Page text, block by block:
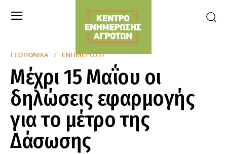
ΓΕΩΠΟΝΙΚΆ ΕΝΗΜΈΡΩΣΗ
Μέχρι 15 Μαΐου οι
δηλώσεις εφαρμογής
για το μέτρο της
Δάσωσης